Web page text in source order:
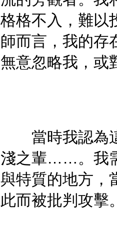
格格不入，難以
師而言，我的存
無意忽略我，或
當時我認為這
淺之輩……。我
與特質的地方，
此而被批判攻擊